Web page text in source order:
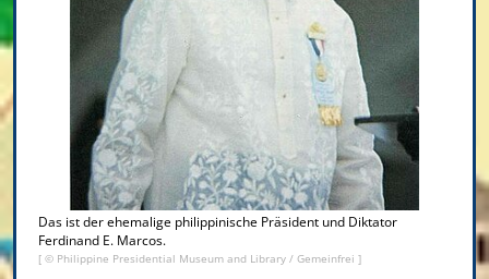
Das ist der ehemalige philippinische Präsident und Diktator
Ferdinand E. Marcos.
[ © Philippine Presidential Museum and Library / Gemeinfrei ]